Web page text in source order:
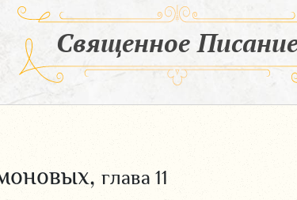
Священное
глава 11